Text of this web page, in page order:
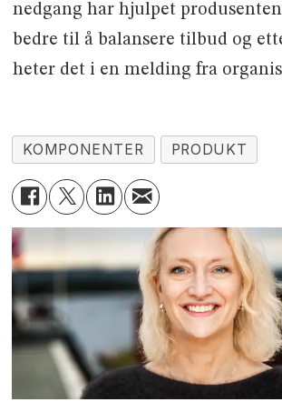
nedgang har hjulpet
bedre til å balansere tilbud og
heter det i en melding fra
KOMPONENTER PRODUKT